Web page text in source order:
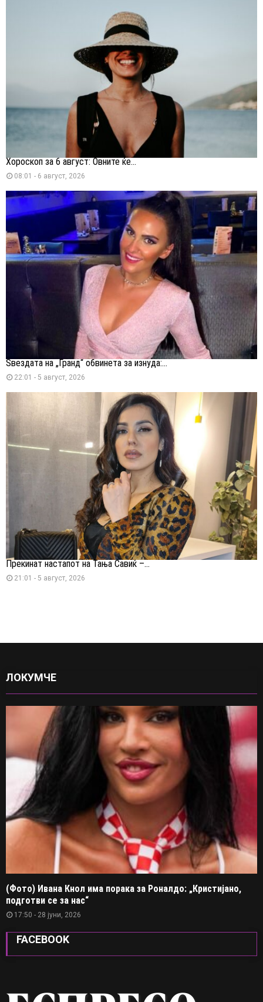
Хороскоп за 6 август: Овните ќе...
08:01 - 6 август, 2026
Ѕвездата на „Гранд“ обвинета за изнуда:...
22:01 - 5 август, 2026
Прекинат настапот на Тања Савиќ –...
21:01 - 5 август, 2026
ЛОКУМЧЕ
(Фото) Ивана Кнол има порака за Роналдо: „Кристијано,
подготви се за нас“
17:50 - 28 јуни, 2026
FACEBOOK